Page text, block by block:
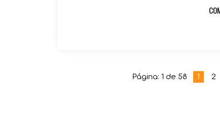
Página: 1 de 58 1 2